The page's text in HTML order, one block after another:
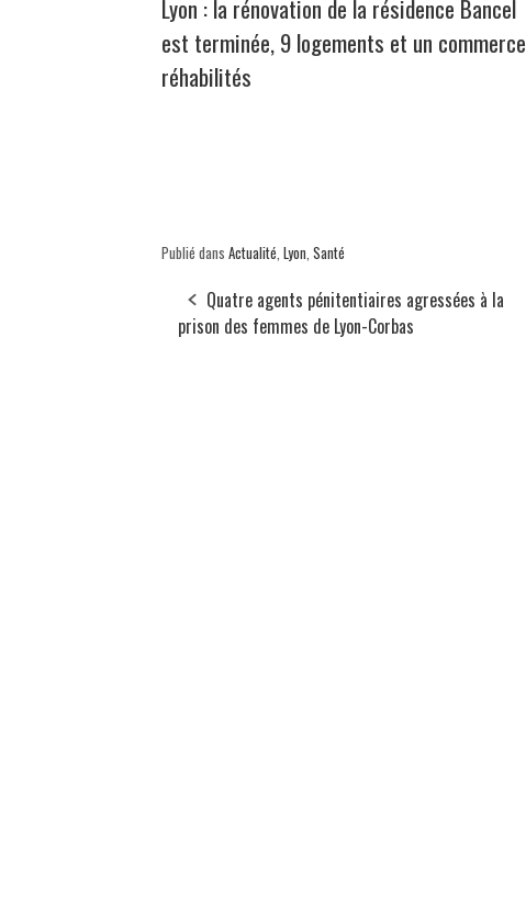
Lyon : la rénovation de la résidence Bancel
est terminée, 9 logements et un commerce
réhabilités
Publié dans Actualité Lyon Santé
Quatre agents pénitentiaires agressées à la
prison des femmes de Lyon-Corbas